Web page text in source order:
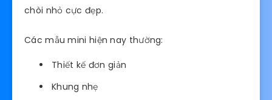
chòi nhỏ cực đẹp.
Các mẫu mini hiện nay thường:
Thiết kế đơn giản
Khung nhẹ